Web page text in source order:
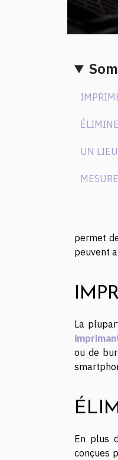
UN
permet
peuvent
La
ou de
En plus
conçues